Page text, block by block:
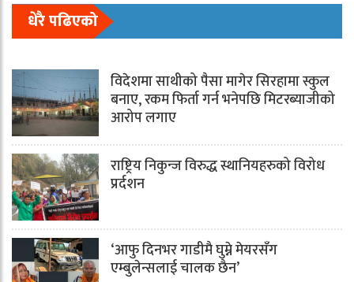
धेरै पढिएको
विदेशमा साथीको पैसा मागेर सिरहामा स्कुल
बनाए, रकम फिर्ता गर्न भनेपछि मिटरब्याजीको
आरोप लगाए
राष्ट्रिय निकुन्ज विरुद्ध स्थानियहरुको विरोध
प्रर्दशन
‘आफु दिनभर गाडीमै घुम्ने मेयरसँग
एम्बुलेन्सलाई चालक छैन’